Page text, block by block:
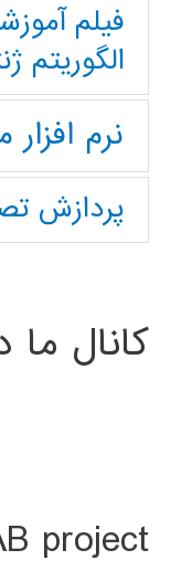
فیلم
الگوریتم
نرم
پردازش
کانال ما
project